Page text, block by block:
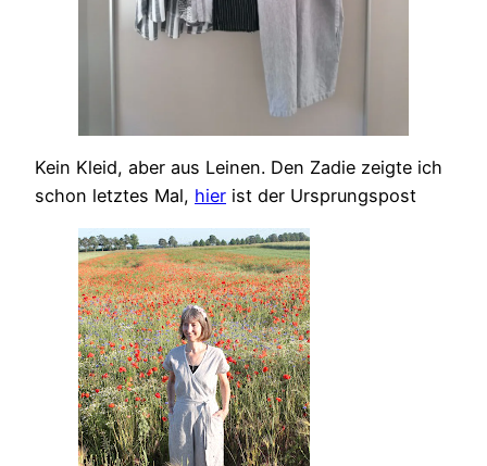
Kein Kleid, aber aus Leinen. Den Zadie zeigte ich
schon letztes Mal, hier ist der Ursprungspost